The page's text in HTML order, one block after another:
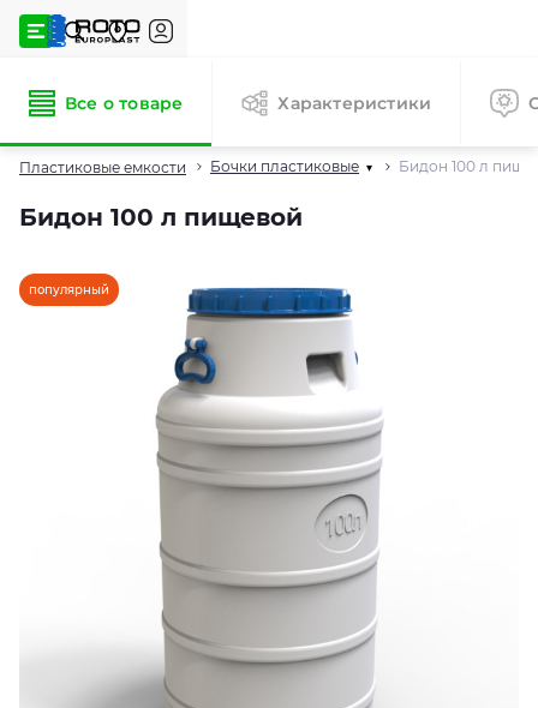
Пластиковые емкости Бочки пластиковые ▾ Бидон 100 л
Бидон 100 л пищевой
Все о товаре Характеристики
популярный